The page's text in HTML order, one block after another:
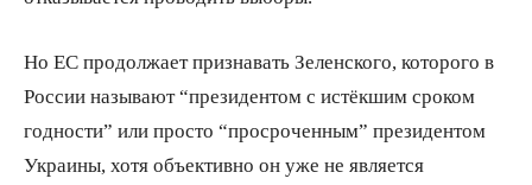
Но ЕС продолжает признавать Зеленского, которого в
России называют “президентом с истёкшим сроком
годности” или просто “просроченным” президентом
Украины, хотя объективно он уже не является